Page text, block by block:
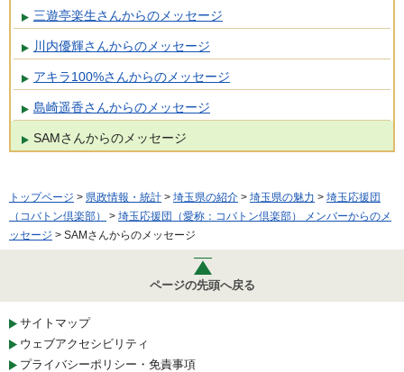
三遊亭楽生さんからのメッセージ
川内優輝さんからのメッセージ
アキラ100%さんからのメッセージ
島崎遥香さんからのメッセージ
SAMさんからのメッセージ
トップページ > 県政情報・統計 > 埼玉県の紹介 > 埼玉県の魅力 > 埼玉応援団
（コバトン倶楽部）
> 埼玉応援団（愛称：コバトン倶楽部） メンバーからのメ
ッセージ > SAMさんからのメッセージ
ページの先頭へ戻る
サイトマップ
ウェブアクセシビリティ
プライバシーポリシー・免責事項